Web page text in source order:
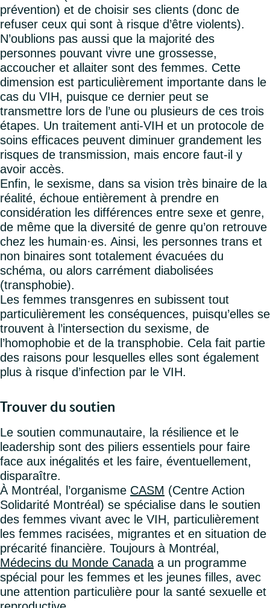
prévention) et de choisir ses clients (donc de
refuser ceux qui sont à risque d’être violents).
N’oublions pas aussi que la majorité des
personnes pouvant vivre une grossesse,
accoucher et allaiter sont des femmes. Cette
dimension est particulièrement importante dans le
cas du VIH, puisque ce dernier peut se
transmettre lors de l’une ou plusieurs de ces trois
étapes. Un traitement anti-VIH et un protocole de
soins efficaces peuvent diminuer grandement les
risques de transmission, mais encore faut-il y
avoir accès.
Enfin, le sexisme, dans sa vision très binaire de la
réalité, échoue entièrement à prendre en
considération les différences entre sexe et genre,
de même que la diversité de genre qu’on retrouve
chez les humain·es. Ainsi, les personnes trans et
non binaires sont totalement évacuées du
schéma, ou alors carrément diabolisées
(transphobie).
Les femmes transgenres en subissent tout
particulièrement les conséquences, puisqu’elles se
trouvent à l’intersection du sexisme, de
l’homophobie et de la transphobie. Cela fait partie
des raisons pour lesquelles elles sont également
plus à risque d’infection par le VIH.
Trouver du soutien
Le soutien communautaire, la résilience et le
leadership sont des piliers essentiels pour faire
face aux inégalités et les faire, éventuellement,
disparaître.
À Montréal, l’organisme CASM (Centre Action
Solidarité Montréal) se spécialise dans le soutien
des femmes vivant avec le VIH, particulièrement
les femmes racisées, migrantes et en situation de
précarité financière. Toujours à Montréal,
Médecins du Monde Canada a un programme
spécial pour les femmes et les jeunes filles, avec
une attention particulière pour la santé sexuelle et